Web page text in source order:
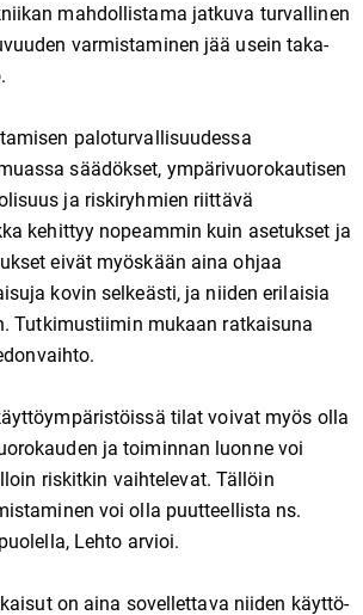
mahdollistama jatkuva turvallinen
varmistaminen jää usein taka-
paloturvallisuudessa
säädökset, ympärivuorokautisen
ja riskiryhmien riittävä
kehittyy nopeammin kuin asetukset ja
eivät myöskään aina ohjaa
kovin selkeästi, ja niiden erilaisia
Tutkimustiimin mukaan ratkaisuna
tilat voivat myös olla
ja toiminnan luonne voi
riskitkin vaihtelevat. Tällöin
voi olla puutteellista ns.
Lehto arvioi.
on aina sovellettava niiden käyttö-